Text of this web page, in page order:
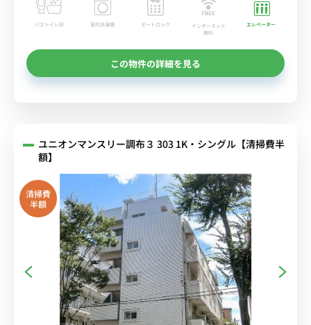
バストイレ別 室内洗濯機 オートロック
インターネット
無料
エレベーター
この物件の詳細を見る
ユニオンマンスリー調布３ 303 1K・シングル【清掃費半
額】
清掃費
半額